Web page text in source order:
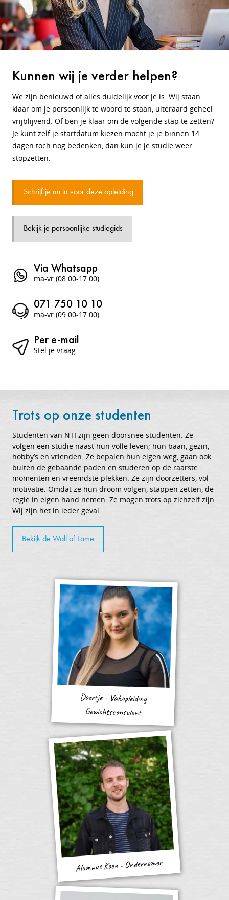
Kunnen wij je verder helpen?
We zijn benieuwd of alles duidelijk voor je is. Wij staan
klaar om je persoonlijk te woord te staan, uiteraard geheel
vrijblijvend. Of ben je klaar om de volgende stap te zetten?
Je kunt zelf je startdatum kiezen mocht je je binnen 14
dagen toch nog bedenken, dan kun je je studie weer
stopzetten.
Schrijf je nu in voor deze opleiding
Bekijk je persoonlijke studiegids
Via Whatsapp
ma-vr (08:00-17:00)
071 750 10 10
ma-vr (09:00-17:00)
Per e-mail
Stel je vraag
Trots op onze studenten
Studenten van NTI zijn geen doorsnee studenten. Ze
volgen een studie naast hun volle leven; hun baan, gezin,
hobby’s en vrienden. Ze bepalen hun eigen weg, gaan ook
buiten de gebaande paden en studeren op de raarste
momenten en vreemdste plekken. Ze zijn doorzetters, vol
motivatie. Omdat ze hun droom volgen, stappen zetten, de
regie in eigen hand nemen. Ze mogen trots op zichzelf zijn.
Wij zijn het in ieder geval.
Bekijk de Wall of Fame
Doortje - Vakopleiding
Gewichtsconsulent
Alumnus Koen - Ondernemer